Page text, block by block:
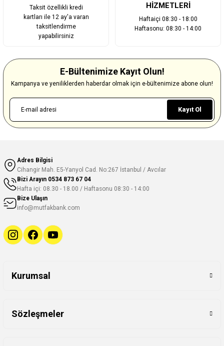
Taksit özellikli kredi
kartları ile 12 ay'a varan
taksitlendirme
yapabilirsiniz
HİZMETLERİ
Haftaiçi 08:30 - 18:00
Haftasonu: 08:30 - 14:00
E-Bültenimize Kayıt Olun!
Kampanya ve yeniliklerden haberdar olmak için e-bültenimize abone olun!
Kayıt Ol
Adres Bilgisi
Cihangir Mah. E5-Yanyol Cad. No:267 İstanbul / Avcılar
Bizi Arayın 0534 873 67 04
Hafta içi: 08.30 - 18.00 / Haftasonu 08:30 - 14:00
Bize Ulaşın
info@mutfakbank.com
Kurumsal
Sözleşmeler